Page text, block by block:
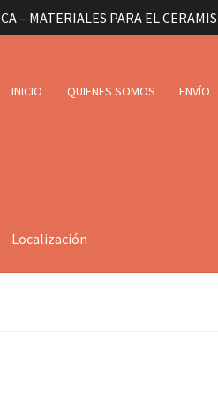
– MATERIALES PARA EL
INICIO QUIENES SOMOS ENVÍO
Localización